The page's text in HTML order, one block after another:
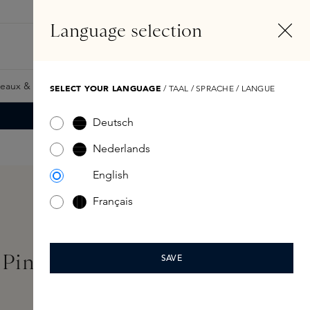
& Giftcards Samples Skins Exclusives Skins
Language selection
SELECT YOUR LANGUAGE / TAAL / SPRACHE / LANGUE
Deutsch
Nederlands
English
Français
SAVE